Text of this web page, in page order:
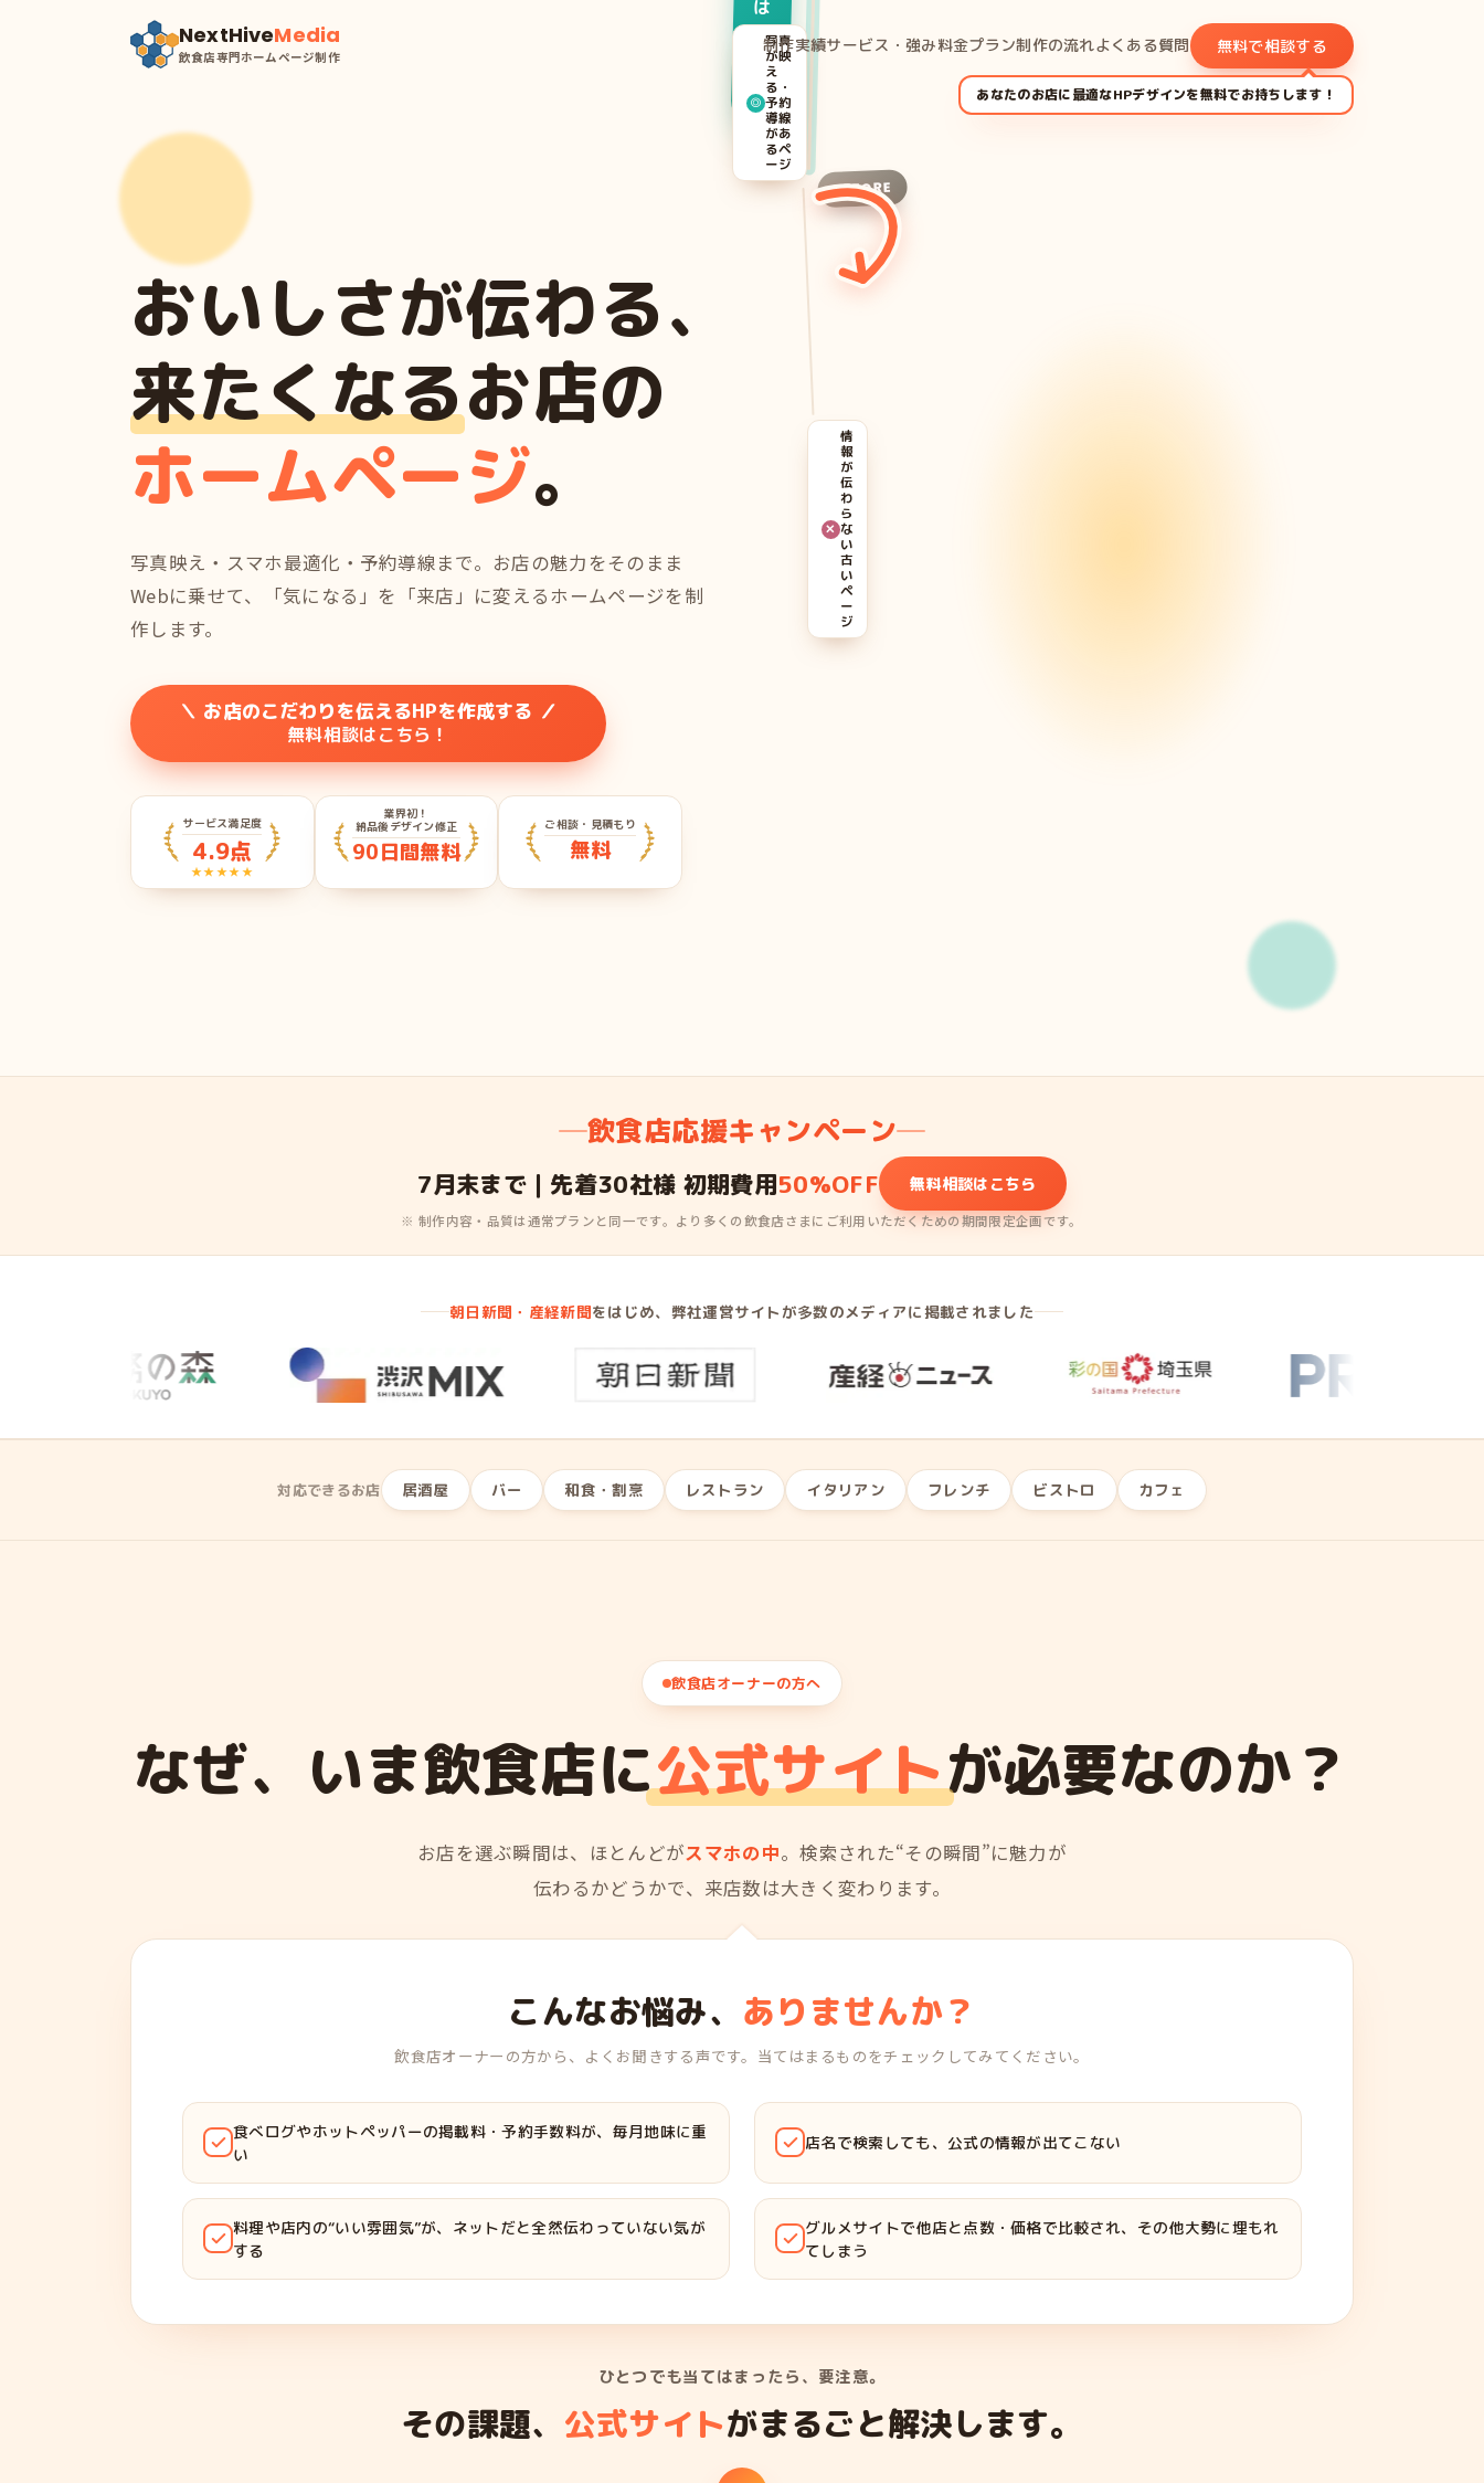
NextHiveMedia
飲食店専門ホームページ制作
制作実績サービス・強み料金プラン制作の流れよくある質問 無料で相談する
あなたのお店に最適なHPデザインを無料でお持ちします！
おいしさが伝わる、
来たくなるお店の
ホームページ。
写真映え・スマホ最適化・予約導線まで。お店の魅力をそのまま
Webに乗せて、「気になる」を「来店」に変えるホームページを制
作します。
＼ お店のこだわりを伝えるHPを作成する ／
無料相談はこちら！
サービス満足度
4.9点
★★★★★
業界初！
納品後デザイン修正
90日間無料
ご相談・見積もり
無料
BEFORE
✕
情
報
が
伝
わ
ら
な
い
古
い
ペ
ー
ジ
は
こ
ち
ら
◎
写真
が映
え
る・
予約
導線
があ
るペ
ージ
飲食店応援キャンペーン
7月末まで｜先着30社様 初期費用50%OFF 無料相談はこちら
※ 制作内容・品質は通常プランと同一です。より多くの飲食店さまにご利用いただくための期間限定企画です。
朝日新聞・産経新聞をはじめ、弊社運営サイトが多数のメディアに掲載されました
対応できるお店 居酒屋 バー 和食・割烹 レストラン イタリアン フレンチ ビストロ カフェ
飲食店オーナーの方へ
なぜ、いま飲食店に公式サイトが必要なのか？
お店を選ぶ瞬間は、ほとんどがスマホの中。検索された“その瞬間”に魅力が
伝わるかどうかで、来店数は大きく変わります。
こんなお悩み、 ありませんか？
飲食店オーナーの方から、よくお聞きする声です。当てはまるものをチェックしてみてください。
食べログやホットペッパーの掲載料・予約手数料が、毎月地味に重
い
店名で検索しても、公式の情報が出てこない
料理や店内の“いい雰囲気”が、ネットだと全然伝わっていない気が
する
グルメサイトで他店と点数・価格で比較され、その他大勢に埋もれ
てしまう
ひとつでも当てはまったら、要注意。
その課題、 公式サイトがまるごと解決します。